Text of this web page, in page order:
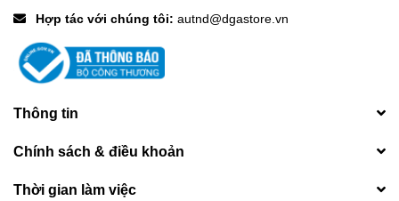
Hợp tác với chúng tôi: autnd@dgastore.vn
Thông tin
Chính sách & điều khoản
Thời gian làm việc